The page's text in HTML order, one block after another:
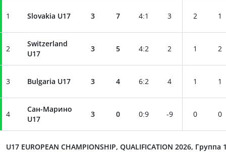
1 Slovakia U17 3 7 4:1 3 2 1
2
Switzerland
U17
3 5 4:2 2 1 2
3 Bulgaria U17 3 4 6:2 4 1 1
4
Сан-Марино
U17
3 0 0:9 -9 0 0
U17 EUROPEAN CHAMPIONSHIP, QUALIFICATION 2026, Группа